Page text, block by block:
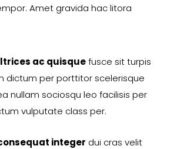
Amet gravida hac litora
ac quisquefusce sit turpis
dictum per porttitor scelerisque
nullam sociosqu leo facilisis per
vulputate class per.
integer dui cras velit